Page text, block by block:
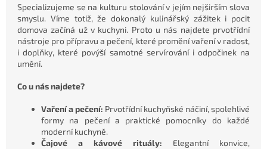
Specializujeme se na kulturu stolování v jejím nejširším slova
smyslu. Víme totiž, že dokonalý kulinářský zážitek i pocit
domova začíná už v kuchyni. Proto u nás najdete prvotřídní
nástroje pro přípravu a pečení, které promění vaření v radost,
i doplňky, které povýší samotné servírování i odpočinek na
umění.
Co u nás najdete?
Vaření a pečení: Prvotřídní kuchyňské náčiní, spolehlivé
formy na pečení a praktické pomocníky do každé
moderní kuchyně.
Čajové a kávové rituály: Elegantní konvice,